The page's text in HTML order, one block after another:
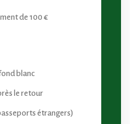
de 100 €
blanc
le retour
étrangers)